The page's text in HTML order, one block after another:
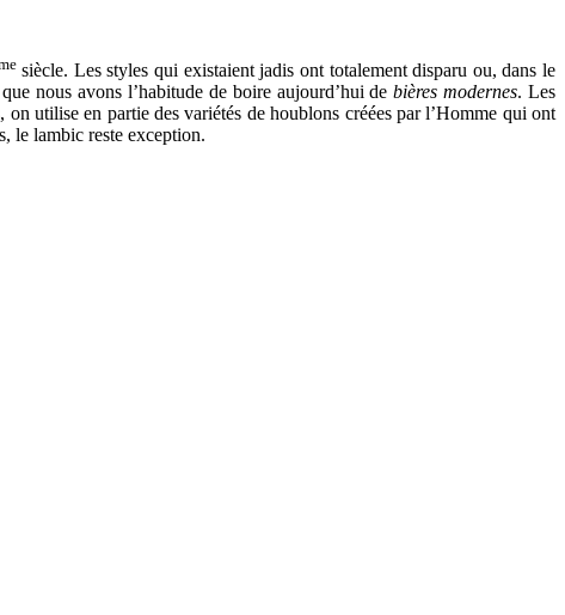
siècle. Les styles qui existaient jadis ont totalement disparu ou, dans le
nous avons l’habitude de boire aujourd’hui debières modernes. Les
utilise en partie des variétés de houblons créées par l’Homme qui ont
le lambic reste exception.